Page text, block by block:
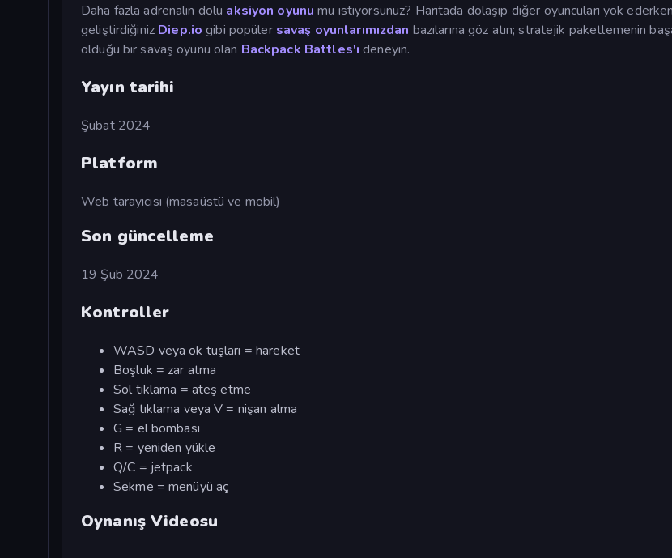
Daha fazla adrenalin dolu aksiyon oyunu mu istiyorsunuz? Haritada dolaşıp diğer oyuncuları yok
geliştirdiğiniz Diep.io gibi popüler savaş oyunlarımızdan bazılarına göz atın; stratejik paketlemenin
olduğu bir savaş oyunu olan Backpack Battles'ı deneyin.
Yayın tarihi
Şubat 2024
Platform
Web tarayıcısı (masaüstü ve mobil)
Son güncelleme
19 Şub 2024
Kontroller
WASD veya ok tuşları = hareket
Boşluk = zar atma
Sol tıklama = ateş etme
Sağ tıklama veya V = nişan alma
G = el bombası
R = yeniden yükle
Q/C = jetpack
Sekme = menüyü aç
Oynanış Videosu